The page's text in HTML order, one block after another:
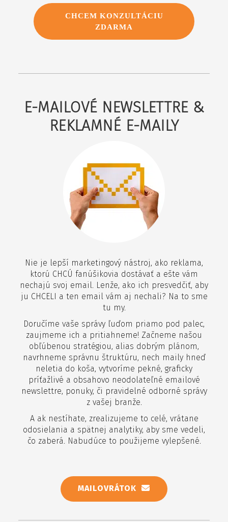
CHCEM KONZULTÁCIU
ZDARMA
E-MAILOVÉ NEWSLETTRE &
REKLAMNÉ E-MAILY
Nie je lepší marketingový nástroj, ako reklama,
ktorú CHCÚ fanúšikovia dostávať a ešte vám
nechajú svoj email. Lenže, ako ich presvedčiť, aby
ju CHCELI a ten email vám aj nechali? Na to sme
tu my.
Doručíme vaše správy ľuďom priamo pod palec,
zaujmeme ich a pritiahneme! Začneme našou
obľúbenou stratégiou, alias dobrým plánom,
navrhneme správnu štruktúru, nech maily hneď
neletia do koša, vytvoríme pekné, graficky
príťažlivé a obsahovo neodolateľné emailové
newslettre, ponuky, či pravidelné odborné správy
z vašej branže.
A ak nestíhate, zrealizujeme to celé, vrátane
odosielania a spätnej analytiky, aby sme vedeli,
čo zaberá. Nabudúce to použijeme vylepšené.
MAILOVRÁTOK